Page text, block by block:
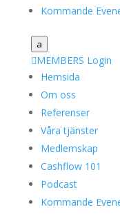
Kommande
a
MEMBERS Login
Hemsida
Om oss
Referenser
Våra tjänster
Medlemskap
Cashflow 101
Podcast
Kommande